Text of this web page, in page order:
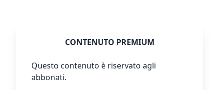
CONTENUTO PREMIUM
Questo contenuto è riservato agli
abbonati.